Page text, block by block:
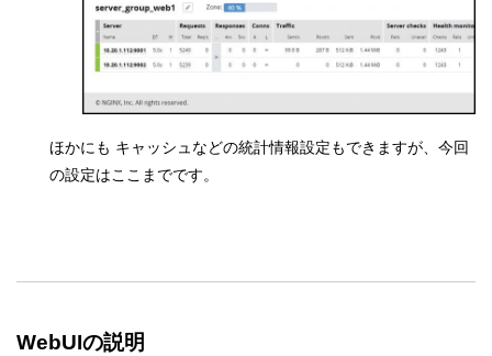
ほかにも キャッシュなどの統計情報設定もできますが、今回
の設定はここまでです。
WebUIの説明